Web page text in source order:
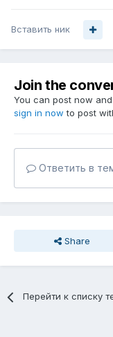
Вставить ник
Join the
You can post now
sign in now to post
Ответить в
Share
Перейти к списку